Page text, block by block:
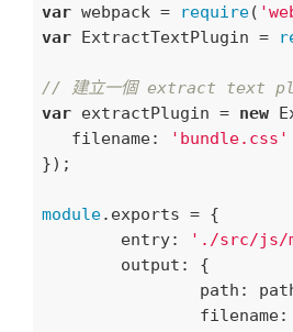
var webpack = require(
var ExtractTextPlugin =
// 建立一個 extract text
var extractPlugin = new
filename: 'bundle.css'
});
module.exports = {
entry: './src/js/
output : {
path :
filename: